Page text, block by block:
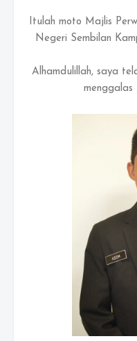
Itulah moto Majlis
Negeri Sembilan
Alhamdulillah, saya